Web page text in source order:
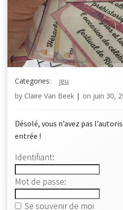
Categories:
jeu
by Claire Van Beek | on juin 30,
Désolé, vous n’avez pas
entrée !
Identifiant:
Mot de passe:
Se souvenir de moi